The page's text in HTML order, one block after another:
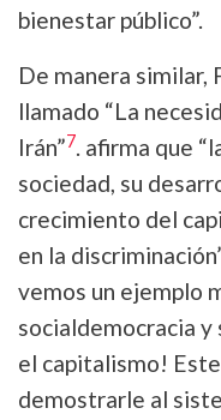
bienestar público”.
De manera similar,
llamado “La
Irán”7. afirma que
sociedad, su
crecimiento del
en la
vemos un ejemplo
socialdemocracia y
el capitalismo!
demostrarle al